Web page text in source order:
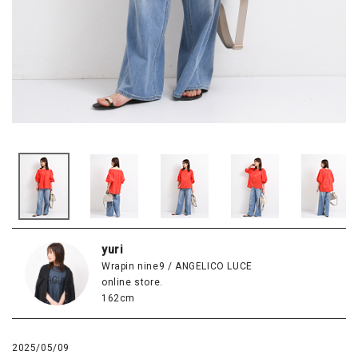
yuri
Wrapin nine9 / ANGELICO LUCE
online store.
162cm
2025/05/09